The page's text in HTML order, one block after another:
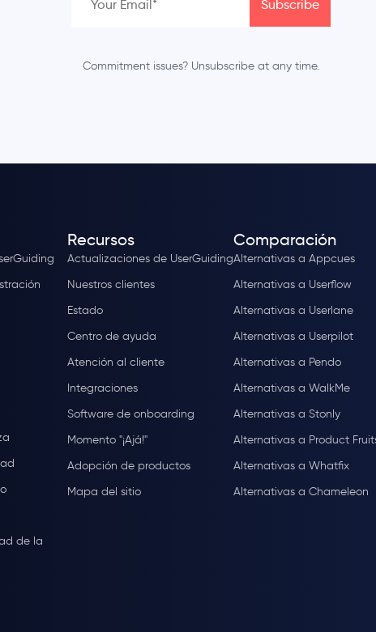
Commitment issues? Unsubscribe at any time.
de la
Recursos
Actualizaciones de UserGuiding
Nuestros clientes
Estado
Centro de ayuda
Atención al cliente
Integraciones
Software de onboarding
Momento "¡Ajá!"
Adopción de productos
Mapa del sitio
Comparación
Alternativas a Appcues
Alternativas a Userflow
Alternativas a Userlane
Alternativas a Userpilot
Alternativas a Pendo
Alternativas a WalkMe
Alternativas a Stonly
Alternativas a Product
Alternativas a Whatfix
Alternativas a Chameleon